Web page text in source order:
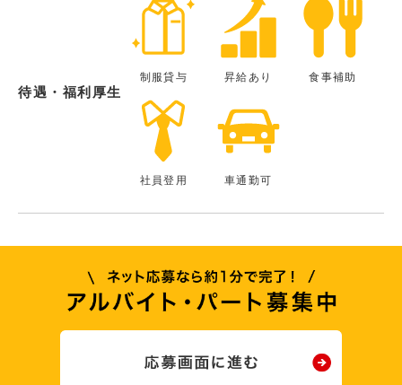
待遇・福利厚生
制服貸与 昇給あり 食事補助
社員登用 車通勤可